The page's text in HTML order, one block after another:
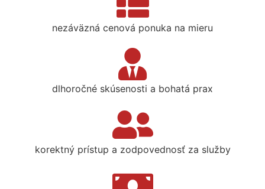
nezáväzná cenová ponuka na mieru
dlhoročné skúsenosti a bohatá prax
korektný prístup a zodpovednosť za služby